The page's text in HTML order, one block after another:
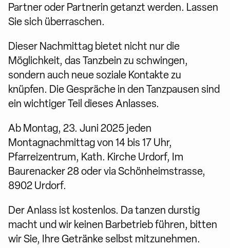
Partner oder Partnerin getanzt werden. Lassen
Sie sich überraschen.
Dieser Nachmittag bietet nicht nur die
Möglichkeit, das Tanzbein zu schwingen,
sondern auch neue soziale Kontakte zu
knüpfen. Die Gespräche in den Tanzpausen sind
ein wichtiger Teil dieses Anlasses.
Ab Montag, 23. Juni 2025 jeden
Montagnachmittag von 14 bis 17 Uhr,
Pfarreizentrum, Kath. Kirche Urdorf, Im
Baurenacker 28 oder via Schönheimstrasse,
8902 Urdorf.
Der Anlass ist kostenlos. Da tanzen durstig
macht und wir keinen Barbetrieb führen, bitten
wir Sie, Ihre Getränke selbst mitzunehmen.